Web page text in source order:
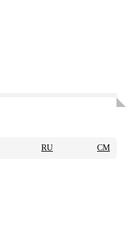
RU CM